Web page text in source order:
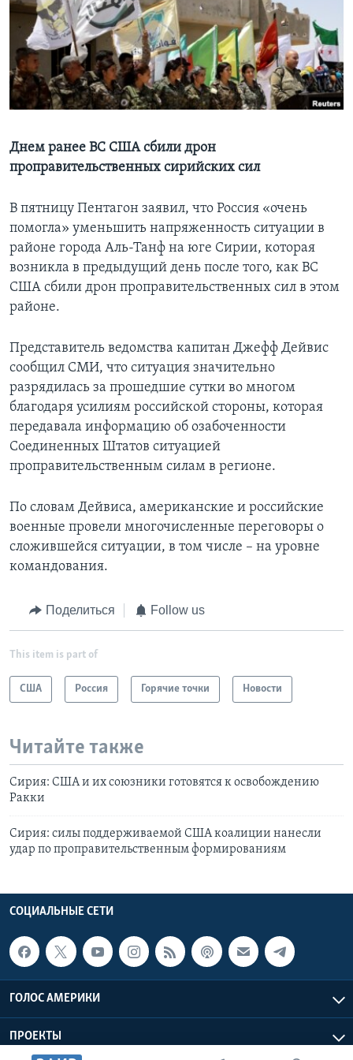
Learning English
СОЦИАЛЬНЫЕ СЕТИ
Языки
Днем ранее ВС США сбили дрон
проправительственных сирийских сил
В пятницу Пентагон заявил, что Россия «очень
помогла» уменьшить напряженность ситуации в
районе города Аль-Танф на юге Сирии, которая
возникла в предыдущий день после того, как ВС
США сбили дрон проправительственных сил в этом
районе.
Представитель ведомства капитан Джефф Дейвис
сообщил СМИ, что ситуация значительно
разрядилась за прошедшие сутки во многом
благодаря усилиям российской стороны, которая
передавала информацию об озабоченности
Соединенных Штатов ситуацией
проправительственным силам в регионе.
По словам Дейвиса, американские и российские
военные провели многочисленные переговоры о
сложившейся ситуации, в том числе – на уровне
командования.
Поделиться Follow us
This item is part of
США Россия Горячие точки Новости
Читайте также
Сирия: США и их союзники готовятся к освобождению
Ракки
Сирия: силы поддерживаемой США коалиции нанесли
удар по проправительственным формированиям
СОЦИАЛЬНЫЕ СЕТИ
ГОЛОС АМЕРИКИ
ПРОЕКТЫ